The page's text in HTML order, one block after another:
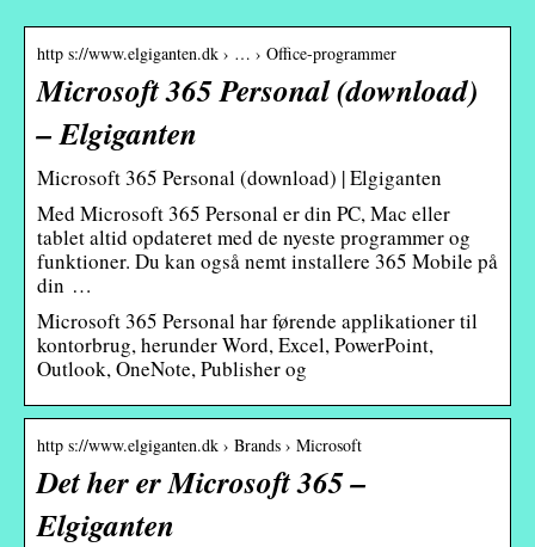
http s://www.elgiganten.dk › … › Office-programmer
Microsoft 365 Personal (download)
– Elgiganten
Microsoft 365 Personal (download) | Elgiganten
Med Microsoft 365 Personal er din PC, Mac eller
tablet altid opdateret med de nyeste programmer og
funktioner. Du kan også nemt installere 365 Mobile på
din …
Microsoft 365 Personal har førende applikationer til
kontorbrug, herunder Word, Excel, PowerPoint,
Outlook, OneNote, Publisher og
http s://www.elgiganten.dk › Brands › Microsoft
Det her er Microsoft 365 –
Elgiganten